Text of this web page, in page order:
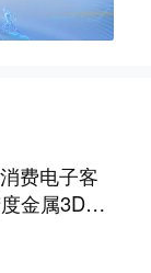
费电子客
金属3D打